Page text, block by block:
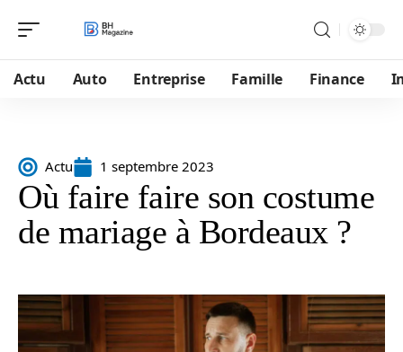
Actu Auto Entreprise Famille Finance
Actu 1 septembre 2023
Où faire faire son costume
de mariage à Bordeaux ?